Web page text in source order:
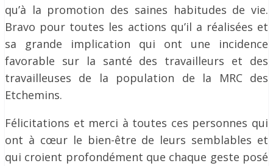
qu’à la promotion des saines habitudes de vie.
Bravo pour toutes les actions qu’il a réalisées et
sa grande implication qui ont une incidence
favorable sur la santé des travailleurs et des
travailleuses de la population de la MRC des
Etchemins.
Félicitations et merci à toutes ces personnes qui
ont à cœur le bien-être de leurs semblables et
qui croient profondément que chaque geste posé